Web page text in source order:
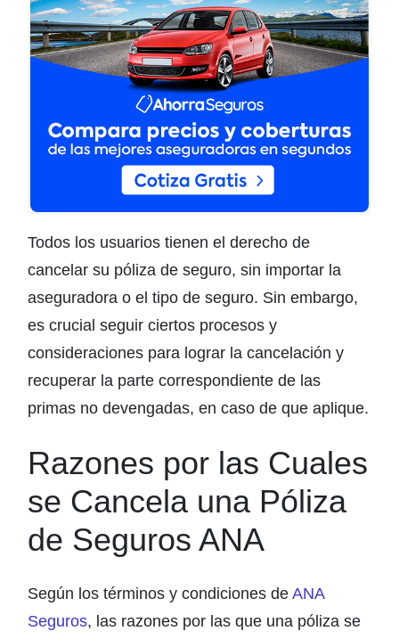
Todos los usuarios tienen el derecho de
cancelar su póliza de seguro, sin importar la
aseguradora o el tipo de seguro. Sin embargo,
es crucial seguir ciertos procesos y
consideraciones para lograr la cancelación y
recuperar la parte correspondiente de las
primas no devengadas, en caso de que aplique.
Razones por las Cuales
se Cancela una Póliza
de Seguros ANA
Según los términos y condiciones de ANA
Seguros, las razones por las que una póliza se